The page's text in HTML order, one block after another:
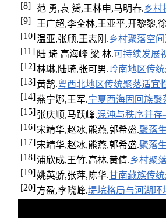
[8]
范 勇,袁 赟,王林申,马明春.乡村
[9]
王广超,李全林,王亚平,开黎黎,
[10]温亚,张颀,王志刚.乡村聚落空
[11] 陆 琦 高海峰 梁 林.可持续发展
[12]林琳,陆琦,张可男.岭南地区传
[13]黄鹄.粤西北地区传统聚落适宜
[14]燕宁娜,王军.宁夏西海固回族
[15]张庆顺,马跃峰.混沌与秩序并
[16]宋靖华,赵冰,熊燕,郭希盛.聚落
[17]宋靖华,赵冰,熊燕,郭希盛.聚落
[18]浦欣成,王竹,高林,黄倩.乡村聚
[19]姚英骄,张萍,陈华.甘南藏族传
[20]方盈,李晓峰.堤垸格局与河湖